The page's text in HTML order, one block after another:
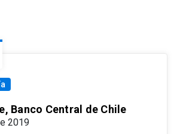
Banco Central de Chile
2019